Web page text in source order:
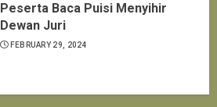
Peserta Baca Puisi Menyihir
Dewan Juri
FEBRUARY 29, 2024